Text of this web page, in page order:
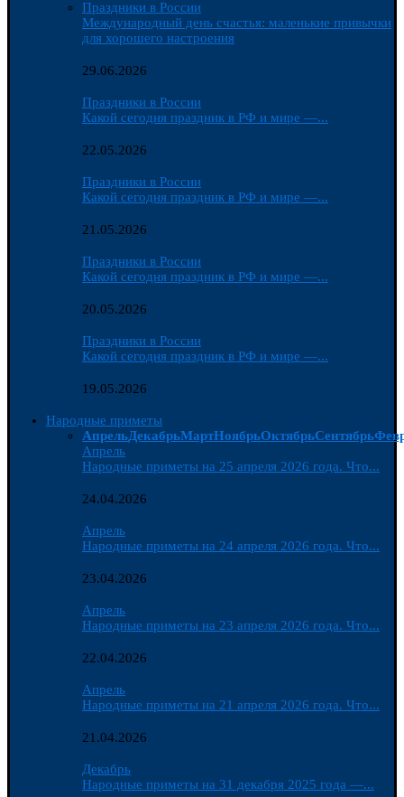
Праздники в России
Международный день счастья: маленькие привычки
для хорошего настроения
29.06.2026
Праздники в России
Какой сегодня праздник в РФ и мире —...
22.05.2026
Праздники в России
Какой сегодня праздник в РФ и мире —...
21.05.2026
Праздники в России
Какой сегодня праздник в РФ и мире —...
20.05.2026
Праздники в России
Какой сегодня праздник в РФ и мире —...
19.05.2026
Народные приметы
АпрельДекабрьМартНоябрьОктябрьСентябрь
Апрель
Народные приметы на 25 апреля 2026 года. Что...
24.04.2026
Апрель
Народные приметы на 24 апреля 2026 года. Что...
23.04.2026
Апрель
Народные приметы на 23 апреля 2026 года. Что...
22.04.2026
Апрель
Народные приметы на 21 апреля 2026 года. Что...
21.04.2026
Декабрь
Народные приметы на 31 декабря 2025 года —...